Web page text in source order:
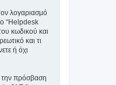
λογαριασμό
“Helpdesk
κωδικού και
και τι
ή όχι
την πρόσβαση